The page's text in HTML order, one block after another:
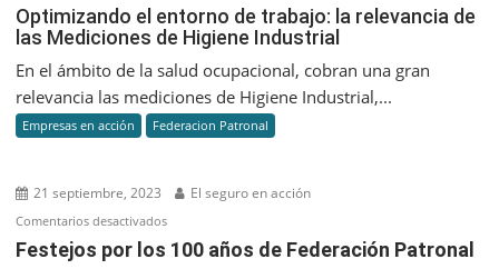
de
Optimizando el entorno de trabajo: la relevancia de
las Mediciones de Higiene Industrial
En el ámbito de la salud ocupacional, cobran una gran
relevancia las mediciones de Higiene Industrial,...
Empresas en acción Federacion Patronal
21 septiembre, 2023 El seguro en acción
Comentarios desactivadosen
Festejos
Festejos por los 100 años de Federación Patronal